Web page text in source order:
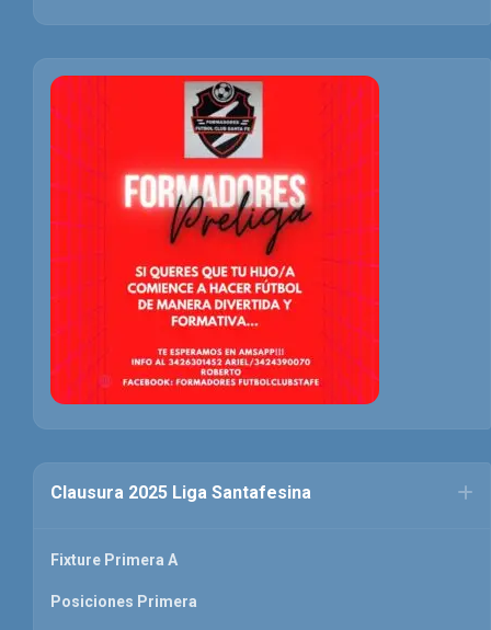
Clausura 2025 Liga Santafesina
Fixture Primera A
Posiciones Primera